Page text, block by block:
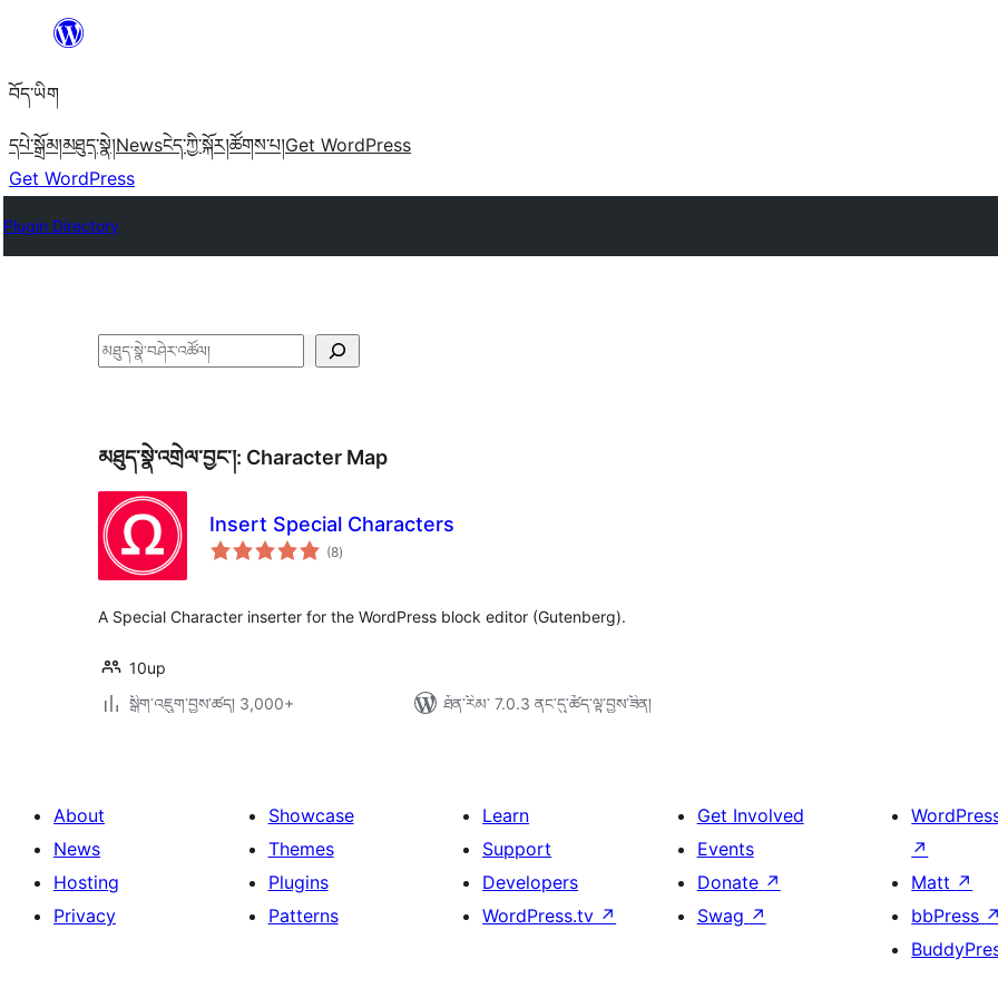
content
བོད་ཡིག
དཔེ་སྒྲོམ།མཐུད་སྣེ།Newsངེད་ཀྱི་སྐོར།ཚོགས་པ།Get WordPress
Get WordPress
Plugin Directory
བཤེར་
མཐུད་སྣེ་འགྲེལ་བྱང་།: Character Map
Insert Special Characters
(8གདེང་
འཇོག་
)
A Special Character inserter for the WordPress block editor (Gutenberg).
10up
སྒྲིག་འཇུག་བྱས་ཚད། 3,000+
ཐོན་རིམ་ 7.0.3 ནང་དུ་ཚོད་ལྟ་བྱས་ཟིན།
About
News
Hosting
Privacy
Showcase
Themes
Plugins
Patterns
Learn
Support
Developers
WordPress.tv ↗
Get Involved
Events
Donate ↗
Swag ↗
↗
Matt ↗
bbPress ↗